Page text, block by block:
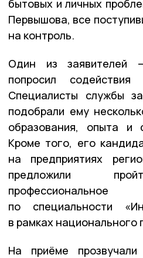
бытовых и личных
Первышова, все
на контроль.
Один из
попросил
Специалисты службы
подобрали ему
образования, опыта и
Кроме того, его
на предприятиях
предложили
по специальности
в рамках национального
На приёме